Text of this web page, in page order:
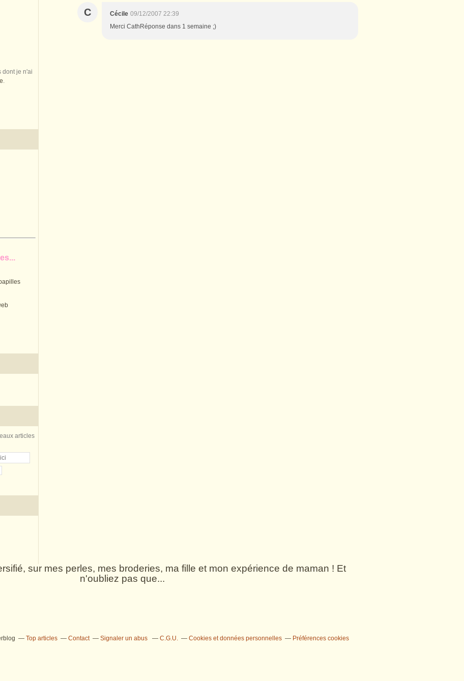
dont je n'ai
.
articles
C Cécile 09/12/2007 22:39
Merci CathRéponse dans 1 semaine ;)
sur mes perles, mes broderies, ma fille et mon expérience de maman ! Et
n'oubliez pas que...
Top articles Contact Signaler un abus C.G.U. Cookies et données personnelles Préférences cookies